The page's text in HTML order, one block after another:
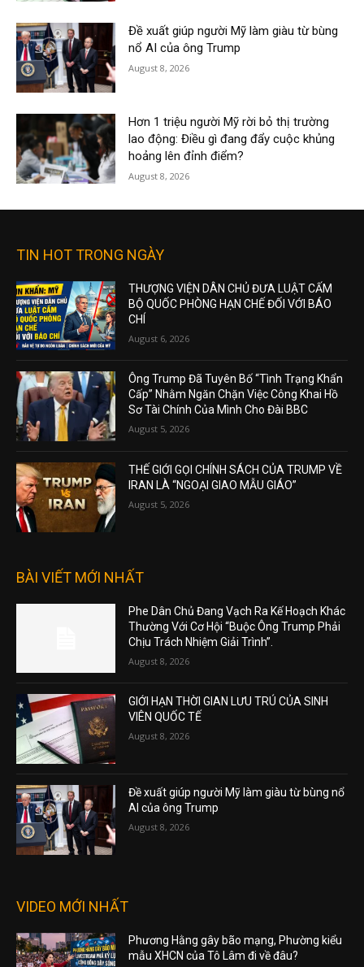
Đề xuất giúp người Mỹ làm giàu từ bùng
nổ AI của ông Trump
August 8, 2026
Hơn 1 triệu người Mỹ rời bỏ thị trường
lao động: Điều gì đang đẩy cuộc khủng
hoảng lên đỉnh điểm?
August 8, 2026
TIN HOT TRONG NGÀY
THƯỢNG VIỆN DÂN CHỦ ĐƯA LUẬT CẤM
BỘ QUỐC PHÒNG HẠN CHẾ ĐỐI VỚI BÁO
CHÍ
August 6, 2026
Ông Trump Đã Tuyên Bố “Tình Trạng Khẩn
Cấp” Nhằm Ngăn Chặn Việc Công Khai Hồ
Sơ Tài Chính Của Mình Cho Đài BBC
August 5, 2026
THẾ GIỚI GỌI CHÍNH SÁCH CỦA TRUMP VỀ
IRAN LÀ “NGOẠI GIAO MẪU GIÁO”
August 5, 2026
BÀI VIẾT MỚI NHẤT
Phe Dân Chủ Đang Vạch Ra Kế Hoạch Khác
Thường Với Cơ Hội “Buộc Ông Trump Phải
Chịu Trách Nhiệm Giải Trình”.
August 8, 2026
GIỚI HẠN THỜI GIAN LƯU TRÚ CỦA SINH
VIÊN QUỐC TẾ
August 8, 2026
Đề xuất giúp người Mỹ làm giàu từ bùng nổ
AI của ông Trump
August 8, 2026
VIDEO MỚI NHẤT
Phương Hằng gây bão mạng, Phường kiểu
mẫu XHCN của Tô Lâm đi về đâu?